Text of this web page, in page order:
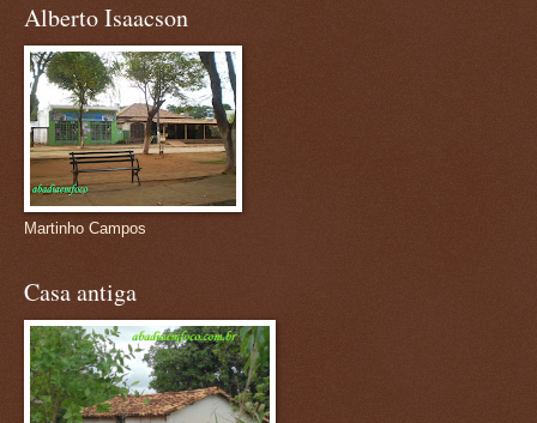
Alberto Isaacson
Martinho Campos
Casa antiga